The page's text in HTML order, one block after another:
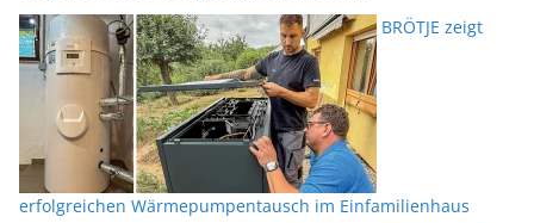
BRÖTJE zeigt
erfolgreichen Wärmepumpentausch im Einfamilienhaus